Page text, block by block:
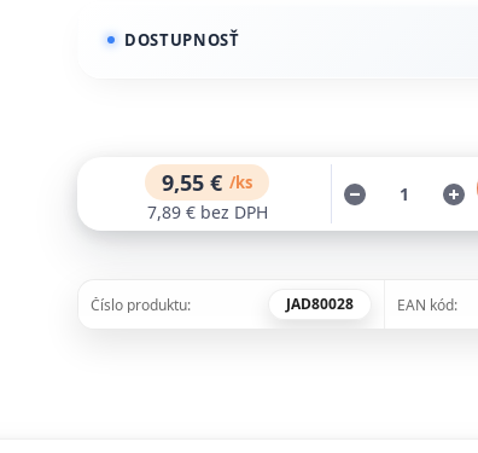
DOSTUPNOSŤ
9,55 € /ks
7,89 € bez DPH
Číslo produktu: JAD80028 EAN kód: